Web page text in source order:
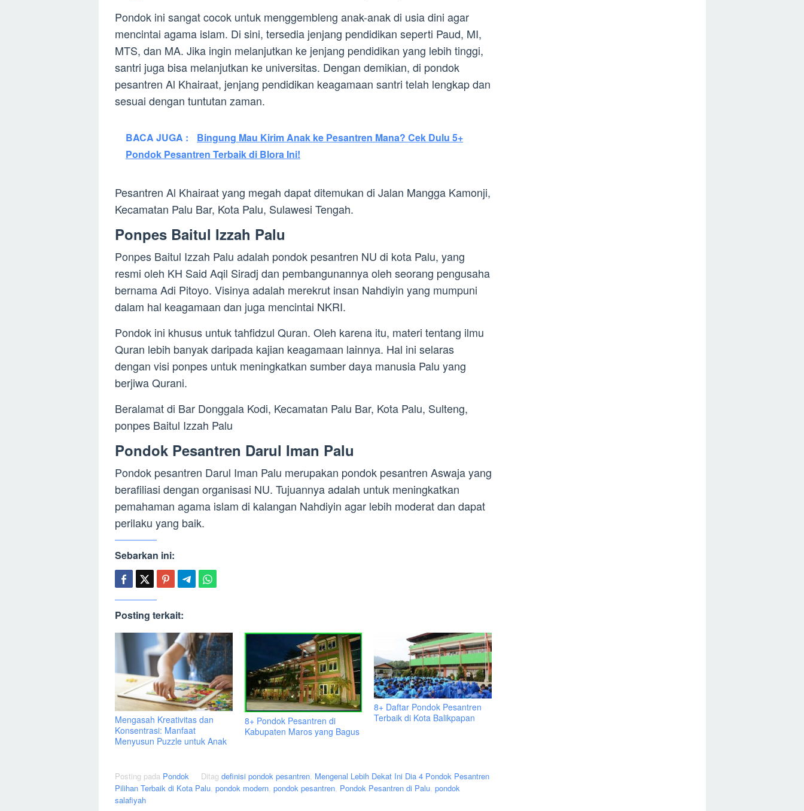
Pondok ini sangat cocok untuk menggembleng anak-anak di usia dini agar
mencintai agama islam. Di sini, tersedia jenjang pendidikan seperti Paud, MI,
MTS, dan MA. Jika ingin melanjutkan ke jenjang pendidikan yang lebih tinggi,
santri juga bisa melanjutkan ke universitas. Dengan demikian, di pondok
pesantren Al Khairaat, jenjang pendidikan keagamaan santri telah lengkap dan
sesuai dengan tuntutan zaman.
BACA JUGA :
Bingung Mau Kirim Anak ke Pesantren Mana? Cek Dulu 5+
Pondok Pesantren Terbaik di Blora Ini!
Pesantren Al Khairaat yang megah dapat ditemukan di Jalan Mangga Kamonji,
Kecamatan Palu Bar, Kota Palu, Sulawesi Tengah.
Ponpes Baitul Izzah Palu
Ponpes Baitul Izzah Palu adalah pondok pesantren NU di kota Palu, yang
resmi oleh KH Said Aqil Siradj dan pembangunannya oleh seorang pengusaha
bernama Adi Pitoyo. Visinya adalah merekrut insan Nahdiyin yang mumpuni
dalam hal keagamaan dan juga mencintai NKRI.
Pondok ini khusus untuk tahfidzul Quran. Oleh karena itu, materi tentang ilmu
Quran lebih banyak daripada kajian keagamaan lainnya. Hal ini selaras
dengan visi ponpes untuk meningkatkan sumber daya manusia Palu yang
berjiwa Qurani.
Beralamat di Bar Donggala Kodi, Kecamatan Palu Bar, Kota Palu, Sulteng,
ponpes Baitul Izzah Palu
Pondok Pesantren Darul Iman Palu
Pondok pesantren Darul Iman Palu merupakan pondok pesantren Aswaja yang
berafiliasi dengan organisasi NU. Tujuannya adalah untuk meningkatkan
pemahaman agama islam di kalangan Nahdiyin agar lebih moderat dan dapat
perilaku yang baik.
Sebarkan ini:
Posting terkait:
Mengasah Kreativitas dan
Konsentrasi: Manfaat
Menyusun Puzzle untuk Anak
8+ Pondok Pesantren di
Kabupaten Maros yang Bagus
8+ Daftar Pondok Pesantren
Terbaik di Kota Balikpapan
Posting pada Pondok Ditag definisi pondok pesantren, Mengenal Lebih Dekat Ini Dia 4 Pondok Pesantren
Pilihan Terbaik di Kota Palu, pondok modern, pondok pesantren, Pondok Pesantren di Palu, pondok
salafiyah